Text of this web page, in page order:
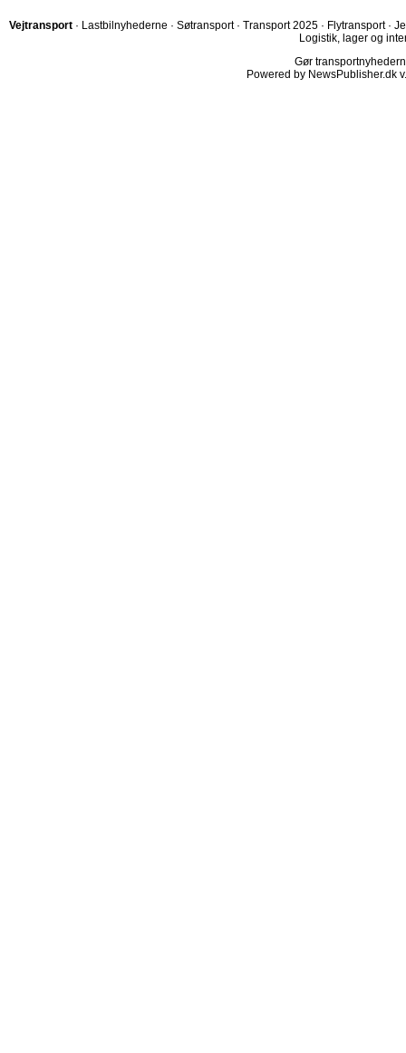
Vejtransport · Lastbilnyhederne · Søtransport · Transport 2025 · Flytransport ·
Logistik, lager og
Gør
Powered by NewsPublisher.dk